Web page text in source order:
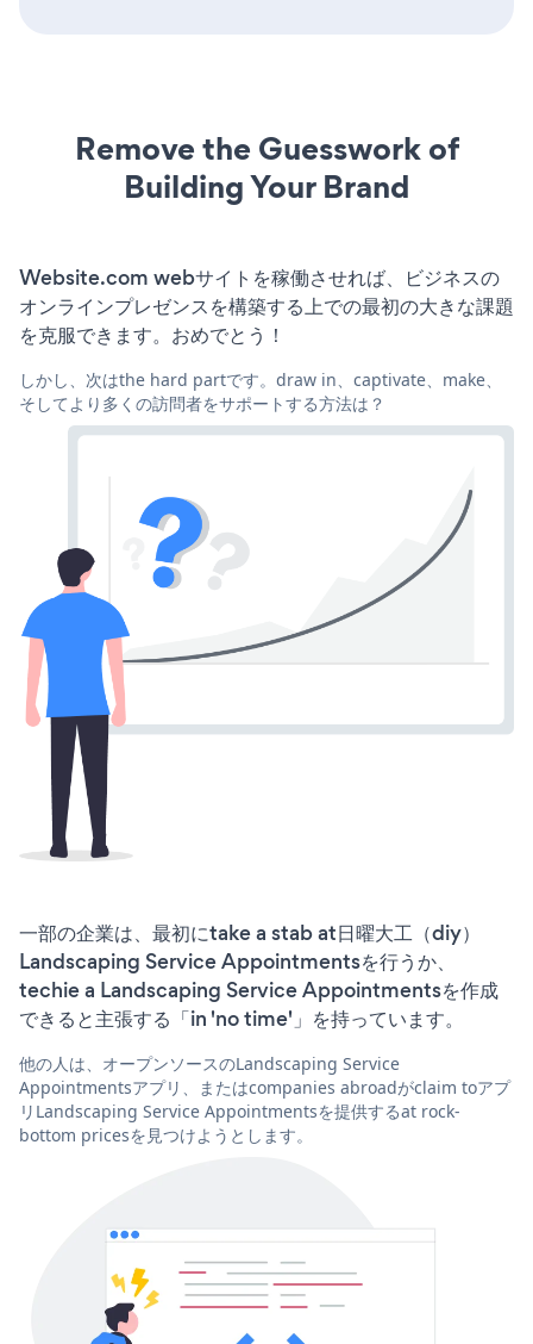
Remove the Guesswork of
Building Your Brand
Website.com webサイトを稼働させれば、ビジネスの
オンラインプレゼンスを構築する上での最初の大きな課題
を克服できます。おめでとう！
しかし、次はthe hard partです。draw in、captivate、make、
そしてより多くの訪問者をサポートする方法は？
一部の企業は、最初にtake a stab at日曜大工（diy）
Landscaping Service Appointmentsを行うか、
techie a Landscaping Service Appointmentsを作成
できると主張する「in 'no time'」を持っています。
他の人は、オープンソースのLandscaping Service
Appointmentsアプリ、またはcompanies abroadがclaim toアプ
リLandscaping Service Appointmentsを提供するat rock-
bottom pricesを見つけようとします。